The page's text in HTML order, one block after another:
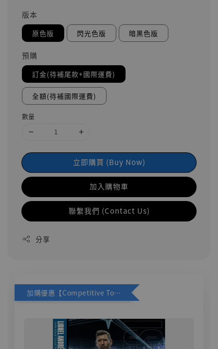
版本
原色版 閃光色版 暗黑色版
預購
訂金(待補尾款+國際運費)
全額(待補國際運費)
數量
立即購買 (Buy Now)
加入購物車
聯繫我們 (Contact Us)
分享
加購優惠【Competitive Toys 梅西 [CM001]】